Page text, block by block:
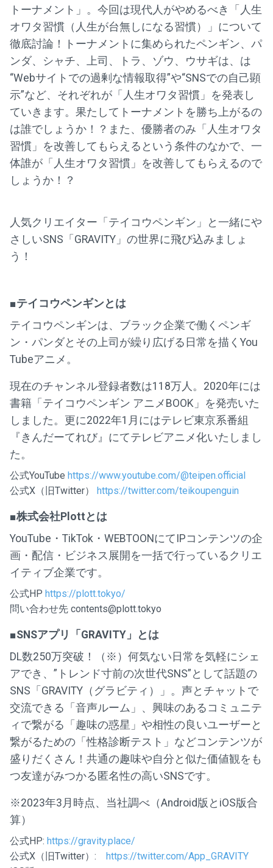
トーナメント」。今回は現代人がやめるべき「人生
オワタ習慣（人生が台無しになる習慣）」について
徹底討論！トーナメントに集められたペンギン、パ
ンダ、シャチ、上司、トラ、ゾウ、ウサギは、は
“Webサイトでの過剰な情報取得”や“SNSでの自己顕
示”など、それぞれが「人生オワタ習慣」を発表し
ていきます。果たしてトーナメントを勝ち上がるの
は誰でしょうか！？また、優勝者のみ「人生オワタ
習慣」を改善してもらえるという条件のなかで、一
体誰が「人生オワタ習慣」を改善してもらえるので
しょうか！？
人気クリエイター「テイコウペンギン」と一緒にや
さしいSNS「GRAVITY」の世界に飛び込みましょ
う！
■テイコウペンギンとは
テイコウペンギンは、ブラック企業で働くペンギ
ン・パンダとその上司が繰り広げる日常を描くYou
Tubeアニメ。
現在のチャンネル登録者数は118万人。2020年には
書籍「テイコウペンギン アニメBOOK」を発売いた
しました。更に2022年1月にはテレビ東京系番組
『きんだーてれび』にてテレビアニメ化いたしまし
た。
公式YouTube https://www.youtube.com/@teipen.official
公式X（旧Twitter）
https://twitter.com/teikoupenguin
■株式会社Plottとは
YouTube・TikTok・WEBTOONにてIPコンテンツの企
画・配信・ビジネス展開を一括で行っているクリエ
イティブ企業です。
公式HP https://plott.tokyo/
問い合わせ先 contents@plott.tokyo
■SNSアプリ「GRAVITY」とは
DL数250万突破！（※）何気ない日常を気軽にシェ
アでき、”トレンド寸前の次世代SNS”として話題の
SNS「GRAVITY（グラビティ）」。声とチャットで
交流できる「音声ルーム」、興味のあるコミュニテ
ィで繋がる「趣味の惑星」や相性の良いユーザーと
繋がるための「性格診断テスト」などコンテンツが
盛りだくさん！共通の趣味や自分と似た価値観をも
つ友達がみつかる匿名性の高いSNSです。
※2023年3月時点、当社調べ（Android版とiOS版合
算）
公式HP: https://gravity.place/
公式X（旧Twitter）:
https://twitter.com/App_GRAVITY